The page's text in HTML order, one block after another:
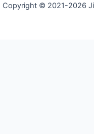
Copyright © 2021-2026